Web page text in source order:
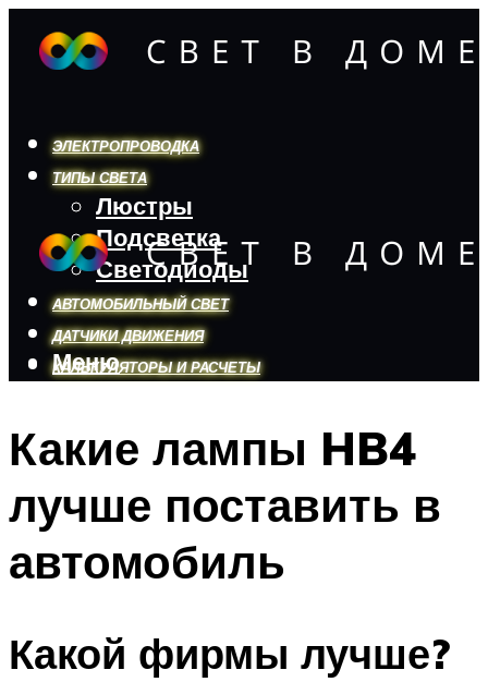
ЭЛЕКТРОПРОВОДКА
ТИПЫ СВЕТА
Люстры
Подсветка
Светодиоды
АВТОМОБИЛЬНЫЙ СВЕТ
ДАТЧИКИ ДВИЖЕНИЯ
КАЛЬКУЛЯТОРЫ И РАСЧЕТЫ
Меню
Меню
Какие лампы HB4
лучше поставить в
автомобиль
Какой фирмы лучше?